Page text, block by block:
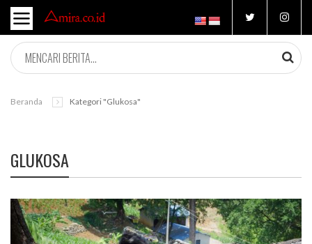
Beranda Kategori "glukosa"
GLUKOSA